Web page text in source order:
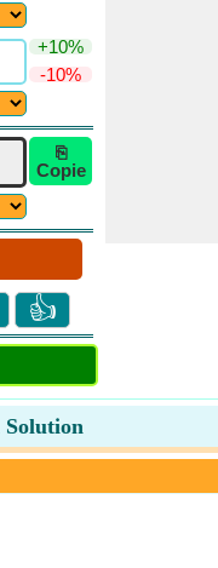
+10%
-10%
⎘
Copie
👍
Solution